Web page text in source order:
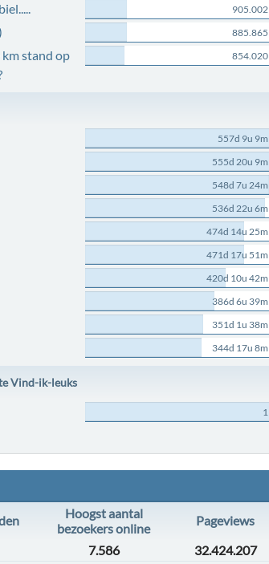
905.002
885.865
stand op
854.020
557d 9u 9m
555d 20u 9m
548d 7u 24m
536d 22u 6m
474d 14u 25m
471d 17u 51m
420d 10u 42m
386d 6u 39m
351d 1u 38m
344d 17u 8m
Vind-ik-leuks
1
Hoogst aantal
bezoekers online
Pageviews
7.586
32.424.207